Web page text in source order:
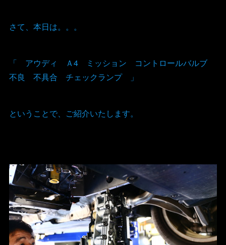
さて、本日は。。。
「 アウディ Ａ4 ミッション コントロールバルブ
不良 不具合 チェックランプ 」
ということで、ご紹介いたします。